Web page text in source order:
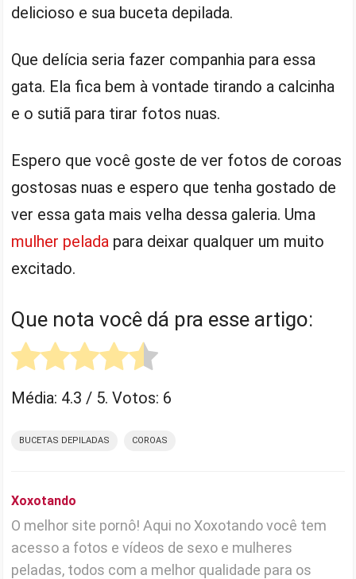
delicioso e sua buceta depilada.
Que delícia seria fazer companhia para essa
gata. Ela fica bem à vontade tirando a calcinha
e o sutiã para tirar fotos nuas.
Espero que você goste de ver fotos de coroas
gostosas nuas e espero que tenha gostado de
ver essa gata mais velha dessa galeria. Uma
mulher pelada para deixar qualquer um muito
excitado.
Que nota você dá pra esse artigo:
Média: 4.3 / 5. Votos: 6
BUCETAS DEPILADAS COROAS
Xoxotando
O melhor site pornô! Aqui no Xoxotando você tem
acesso a fotos e vídeos de sexo e mulheres
peladas, todos com a melhor qualidade para os